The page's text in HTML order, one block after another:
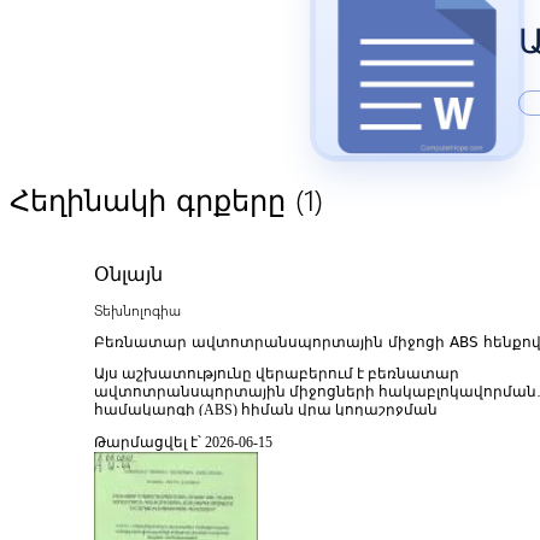
Հեղինակի գրքերը (1)
Օնլայն
Տեխնոլոգիա
Բեռնատար ավտոտրանսպորտային միջոցի ABS հենքով
արդյունավետության գնահատում
Այս աշխատությունը վերաբերում է բեռնատար
ավտոտրանսպորտային միջոցների հակաբլոկավորման
համակարգի (ABS) հիման վրա կողաշրջման
արդյունավետության գնահատման խնդիրներին՝
ավտոմոբիլային ինժեներիայի, կառավարման տեսության
անվտանգության համակարգերի
փոխկապակցվածությունը։ Հետազոտության հիմնական
նպատակն է նախագծել և մոդելավորել այնպիսի
ինտելեկտուալ կառավարման համակարգ, որը կկանխի
Թարմացվել է՝ 2026-06-15